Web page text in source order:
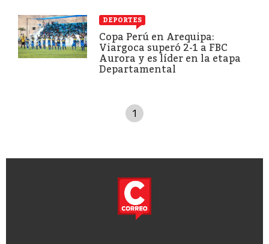
DEPORTES
Copa Perú en Arequipa:
Viargoca superó 2-1 a FBC
Aurora y es líder en la etapa
Departamental
1